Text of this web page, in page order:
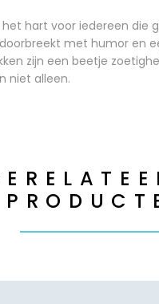
het hart voor iedereen die
met humor en
zijn een beetje
niet alleen.